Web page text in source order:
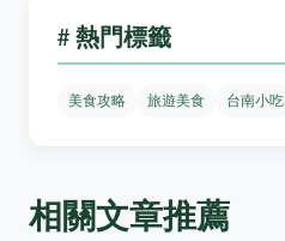
# 熱門標籤
美食攻略 旅遊美食 台南小吃
相關文章推薦